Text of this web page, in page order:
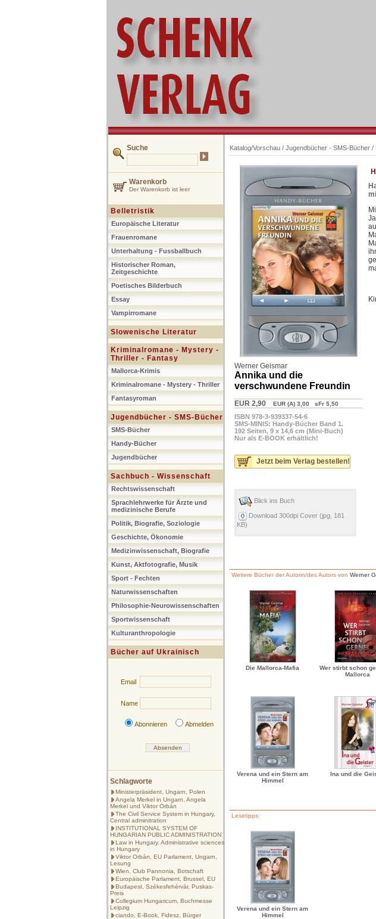
Suche
Warenkorb
Der Warenkorb ist leer
Belletristik
Europäische Literatur
Frauenromane
Unterhaltung - Fussballbuch
Historischer Roman,
Zeitgeschichte
Poetisches Bilderbuch
Essay
Vampirromane
Slowenische Literatur
Kriminalromane - Mystery -
Thriller - Fantasy
Mallorca-Krimis
Kriminalromane - Mystery - Thriller
Fantasyroman
Jugendbücher - SMS-Bücher
SMS-Bücher
Handy-Bücher
Jugendbücher
Sachbuch - Wissenschaft
Rechtswissenschaft
Sprachlehrwerke für Ärzte und
medizinische Berufe
Politik, Biografie, Soziologie
Geschichte, Ökonomie
Medizinwissenschaft, Biografie
Kunst, Aktfotografie, Musik
Sport - Fechten
Naturwissenschaften
Philosophie-Neurowissenschaften
Sportwissenschaft
Kulturanthropologie
Bücher auf Ukrainisch
Email
Name
Abonnieren Abmelden
Schlagworte
Ministerpräsident, Ungarn, Polen
Angela Merkel in Ungarn, Angela
Merkel und Viktor Orbán
The Civil Service System in Hungary,
Central adminitration
INSTITUTIONAL SYSTEM OF
HUNGARIAN PUBLIC ADMINISTRATION
Law in Hungary, Administrative sciences
in Hungary
Viktor Orbán, EU Parlament, Ungarn,
Lesung
Wien, Club Pannonia, Botschaft
Europäische Parlament, Brussel, EU
Budapest, Székesfehérvár, Puskas-
Preis
Collegium Hungaricum, Buchmesse
Leipzig
ciando, E-Book, Fidesz, Bürger
Katalog/Vorschau / Jugendbücher - SMS-Bücher /
Werner Geismar
Annika und die
verschwundene Freundin
EUR 2,90 EUR (A) 3,00 sFr 5,50
ISBN 978-3-939337-54-6
SMS-MINIS: Handy-Bücher Band 1.
192 Seiten, 9 x 14,6 cm (Mini-Buch)
Nur als E-BOOK erhältlich!
Jetzt beim Verlag bestellen!
Blick ins Buch
Download 300dpi Cover (jpg, 181
KB)
Weitere Bücher der Autorin/des Autors von Werner
Die Mallorca-Mafia
Wer stirbt schon
Mallorca
Verena und ein Stern am
Himmel
Ina und die
Lesetipps:
Verena und ein Stern am
Himmel